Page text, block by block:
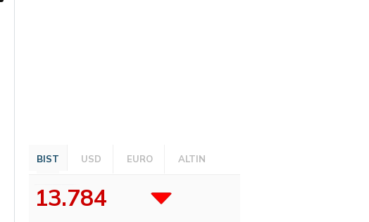
BIST USD EURO ALTIN
13.784